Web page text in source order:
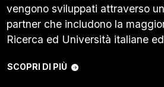
vengono sviluppati attraverso
partner che includono la
Ricerca ed Università italiane
SCOPRI DI PIÙ